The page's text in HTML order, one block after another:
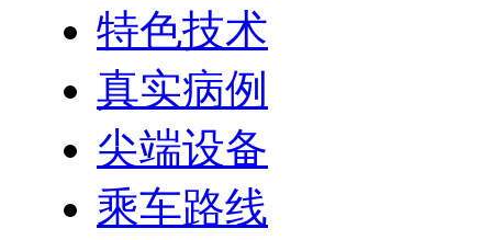
特色技术
真实病例
尖端设备
乘车路线